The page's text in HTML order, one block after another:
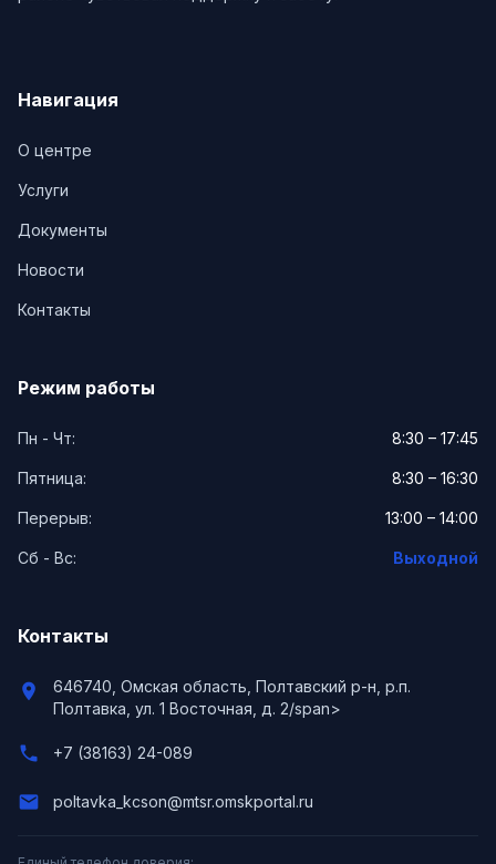
Навигация
О центре
Услуги
Документы
Новости
Контакты
Режим работы
Пн - Чт: 8:30 – 17:45
Пятница: 8:30 – 16:30
Перерыв: 13:00 – 14:00
Сб - Вс: Выходной
Контакты
location_on
646740, Омская область, Полтавский р-н, р.п.
Полтавка, ул. 1 Восточная, д. 2/span>
phone +7 (38163) 24-089
email poltavka_kcson@mtsr.omskportal.ru